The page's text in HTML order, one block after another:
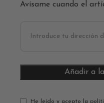
Avísame cuando el
He leído y acepto la